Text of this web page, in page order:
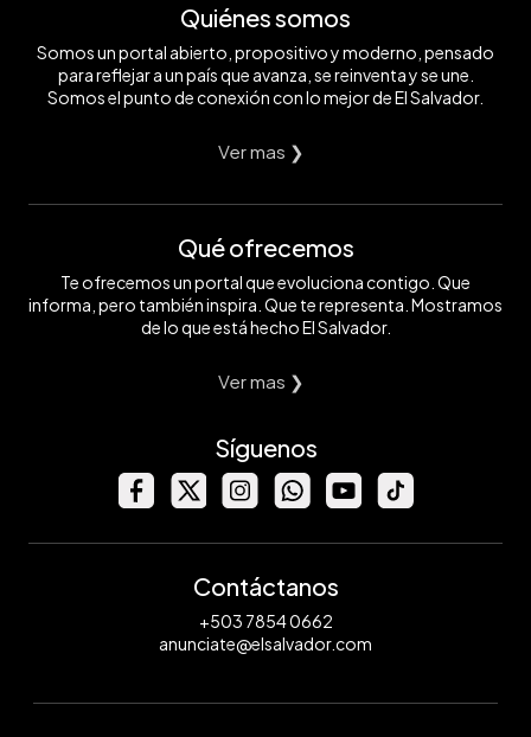
Quiénes somos
Somos un portal abierto, propositivo y moderno, pensado
para reflejar a un país que avanza, se reinventa y se une.
Somos el punto de conexión con lo mejor de El Salvador.
Ver mas ❯
Qué ofrecemos
Te ofrecemos un portal que evoluciona contigo. Que
informa, pero también inspira. Que te representa. Mostramos
de lo que está hecho El Salvador.
Ver mas ❯
Síguenos
Contáctanos
+503 7854 0662
anunciate@elsalvador.com